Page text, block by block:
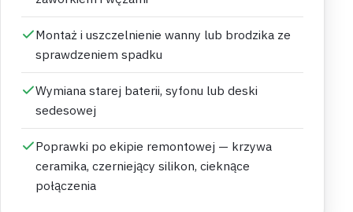
Montaż i uszczelnienie wanny lub brodzika ze
sprawdzeniem spadku
Wymiana starej baterii, syfonu lub deski
sedesowej
Poprawki po ekipie remontowej — krzywa
ceramika, czerniejący silikon, cieknące
połączenia